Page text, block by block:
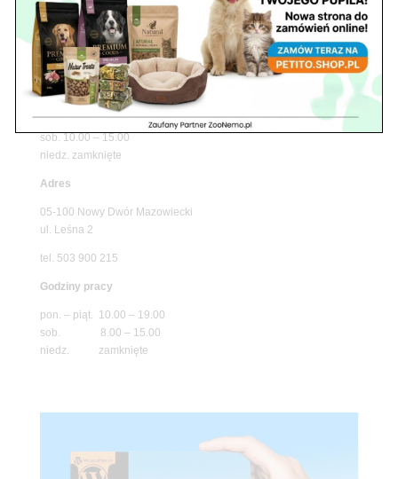
05-120 Legionowo
ul. Piłsudskiego 31,
pawilon 134
tel./fax. 22 784 71 96
Godziny pracy
pon. – piąt. 10.00 – 19.00
sob. 10.00 – 15.00
niedz. zamknięte
Adres
05-100 Nowy Dwór Mazowiecki
ul. Leśna 2
tel. 503 900 215
Godziny pracy
pon. – piąt. 10.00 – 19.00
sob. 8.00 – 15.00
niedz. zamknięte